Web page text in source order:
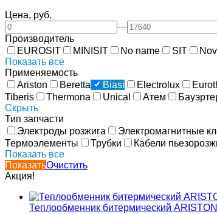
Цена, руб.
—
Производитель
EUROSIT
MINISIT No name SIT
Показать все
Применяемость
Ariston
Beretta Biasi Electrolux
Tiberis
Thermona Unical Атем
Скрыть
Тип запчасти
Электроды розжига
Электромагнитные
Термоэлементы
Трубки Кабели
Показать все
ПоказатьОчистить
Акция!
Теплообменник битермический